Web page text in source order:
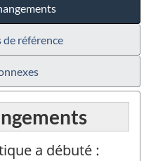
référence
a débuté :